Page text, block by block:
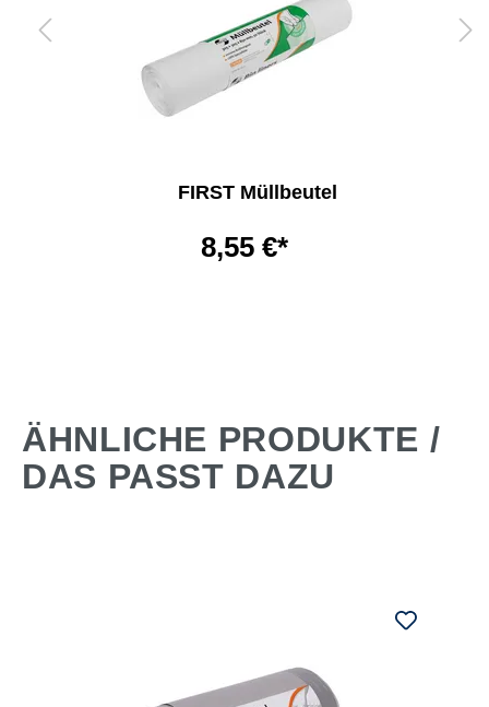
FIRST Müllbeutel
8,55 €*
ÄHNLICHE PRODUKTE /
DAS PASST DAZU